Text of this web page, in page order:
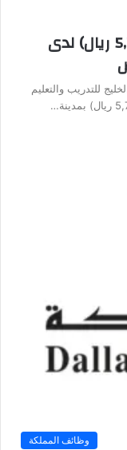
وظائف خدمة عملاء (برواتب 5,700 ريال) لدى
للتدريب والتعليم
وظائف المملكة